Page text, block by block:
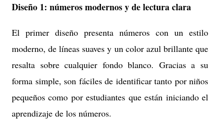
Diseño 1: números modernos y de lectura clara
El primer diseño presenta números con un estilo
moderno, de líneas suaves y un color azul brillante que
resalta sobre cualquier fondo blanco. Gracias a su
forma simple, son fáciles de identificar tanto por niños
pequeños como por estudiantes que están iniciando el
aprendizaje de los números.